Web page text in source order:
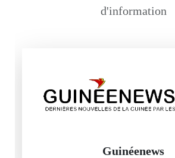
d'information
Guinéenews